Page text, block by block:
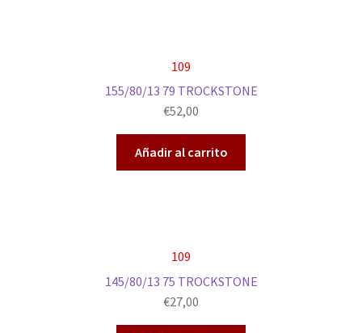
109
155/80/13 79 TROCKSTONE
€52,00
Añadir al carrito
109
145/80/13 75 TROCKSTONE
€27,00